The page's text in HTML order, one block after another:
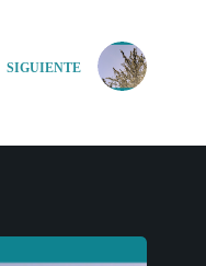
SIGUIENTE